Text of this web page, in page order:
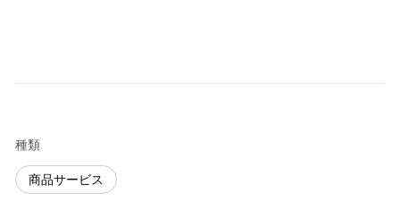
種類
商品サービス